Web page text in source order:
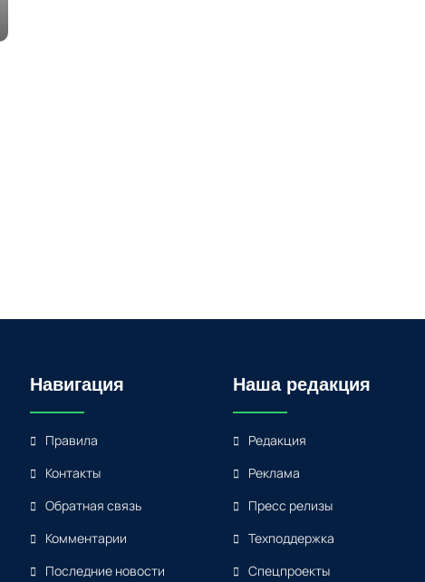
Навигация
Правила
Контакты
Обратная связь
Комментарии
Последние новости
Наша редакция
Редакция
Реклама
Пресс релизы
Техподдержка
Спецпроекты